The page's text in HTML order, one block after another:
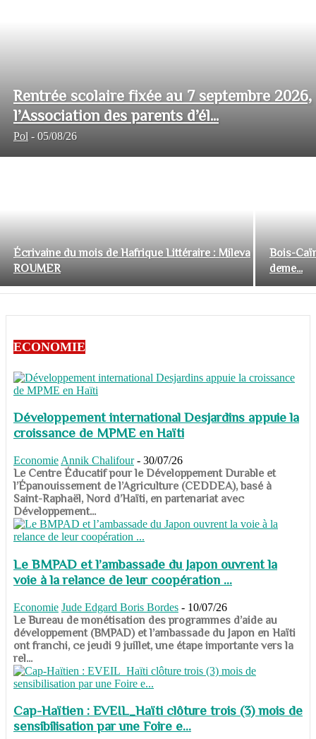
Rentrée scolaire fixée au 7 septembre 2026,
l’Association des parents d’él...
Pol - 05/08/26
Écrivaine du mois de Hafrique Littéraire : Mileva
ROUMER
Bois-
deme...
ECONOMIE
Développement international Desjardins appuie la
croissance de MPME en Haïti
Economie Annik Chalifour - 30/07/26
​​​​​​​Le Centre Éducatif pour le Développement Durable et
l’Épanouissement de l’Agriculture (CEDDEA), basé à
Saint-Raphaël, Nord d’Haïti, en partenariat avec
Développement...
Le BMPAD et l’ambassade du Japon ouvrent la
voie à la relance de leur coopération ...
Economie Jude Edgard Boris Bordes - 10/07/26
​​​​​​​Le Bureau de monétisation des programmes d’aide au
développement (BMPAD) et l’ambassade du Japon en Haïti
ont franchi, ce jeudi 9 juillet, une étape importante vers la
rel...
Cap-Haïtien : EVEIL_Haïti clôture trois (3) mois de
sensibilisation par une Foire e...